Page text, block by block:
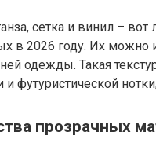
сетка и винил –
в 2026 году. Их можно
одежды. Такая
футуристической
прозрачных